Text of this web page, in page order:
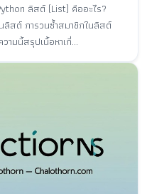
ลิสต์ (List) คืออะไร?
สต์ การวนซ้ำสมาชิกในลิสต์
มนี้สรุปเนื้อหาเกี่...